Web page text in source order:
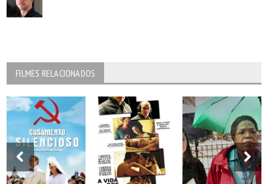
FILMES RELACIONADOS